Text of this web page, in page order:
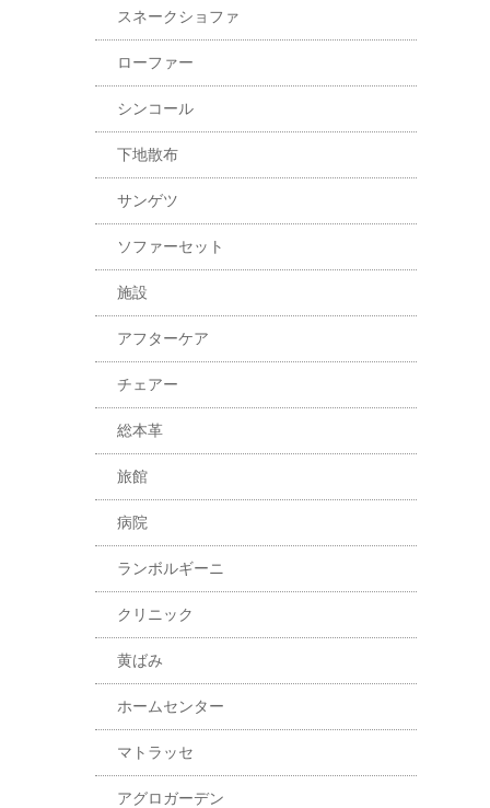
スネークショファ
ローファー
シンコール
下地散布
サンゲツ
ソファーセット
施設
アフターケア
チェアー
総本革
旅館
病院
ランボルギーニ
クリニック
黄ばみ
ホームセンター
マトラッセ
アグロガーデン